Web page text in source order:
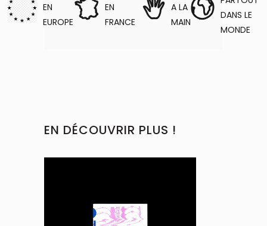
EN
EUROPE
EN
FRANCE
A LA
MAIN
DANS LE
MONDE
EN DÉCOUVRIR PLUS !